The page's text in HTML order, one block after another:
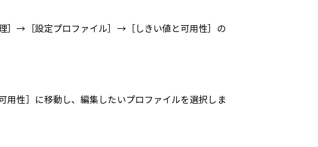
］→［設定プロファイル］→［しきい値と可用性］の
性］に移動し、編集したいプロファイルを選択しま